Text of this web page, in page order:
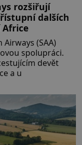
rozšiřují
dalších
(SAA)
spolupráci.
devět
a u